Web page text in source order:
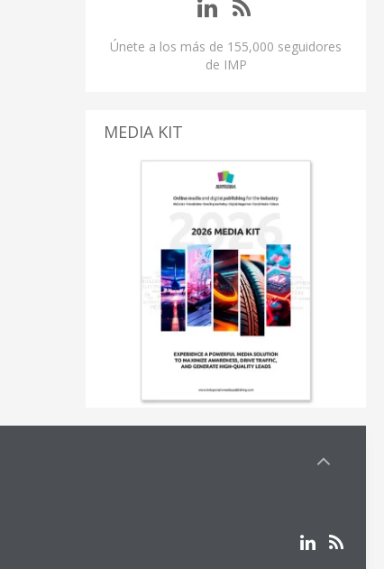
Únete a los más de 155,000 seguidores
de IMP
MEDIA KIT